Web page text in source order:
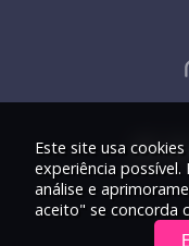
Este site usa
experiência possível.
análise e
aceito" se concorda